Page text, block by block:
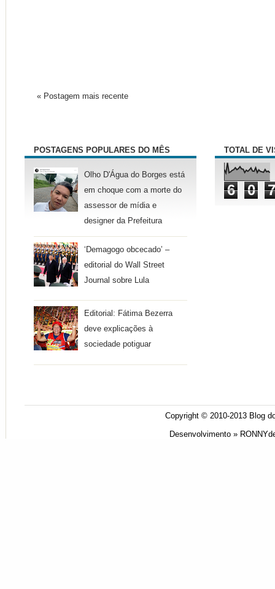
« Postagem mais recente
POSTAGENS POPULARES DO MÊS
Olho D'Água do Borges está
em choque com a morte do
assessor de mídia e
designer da Prefeitura
‘Demagogo obcecado’ –
editorial do Wall Street
Journal sobre Lula
Editorial: Fátima Bezerra
deve explicações à
sociedade potiguar
TOTAL DE
6 0 7
Copyright © 2010-2013 Blog
Desenvolvimento »